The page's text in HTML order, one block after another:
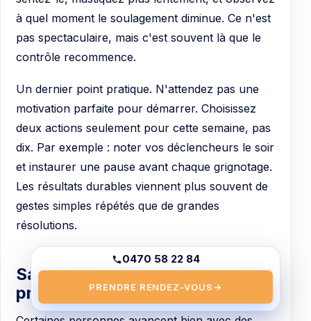
à quel moment le soulagement diminue. Ce n'est
pas spectaculaire, mais c'est souvent là que le
contrôle recommence.
Un dernier point pratique. N'attendez pas une
motivation parfaite pour démarrer. Choisissez
deux actions seulement pour cette semaine, pas
dix. Par exemple : noter vos déclencheurs le soir
et instaurer une pause avant chaque grignotage.
Les résultats durables viennent plus souvent de
gestes simples répétés que de grandes
résolutions.
Savoir quand chercher une aide
professionnelle
0470 58 22 84
PRENDRE RENDEZ-VOUS→